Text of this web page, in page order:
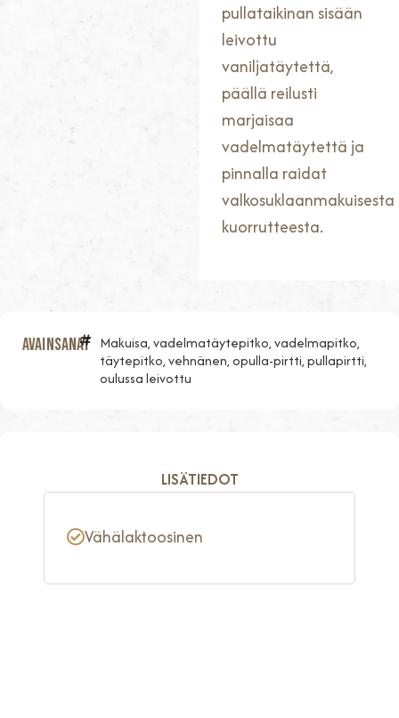
pullataikinan sisään
leivottu
vaniljatäytettä,
päällä reilusti
marjaisaa
vadelmatäytettä ja
pinnalla raidat
valkosuklaanmakuisesta
kuorrutteesta.
Avainsanat Makuisa, vadelmatäytepitko, vadelmapitko,
täytepitko, vehnänen, opulla-pirtti, pullapirtti,
oulussa leivottu
LISÄTIEDOT
Vähälaktoosinen